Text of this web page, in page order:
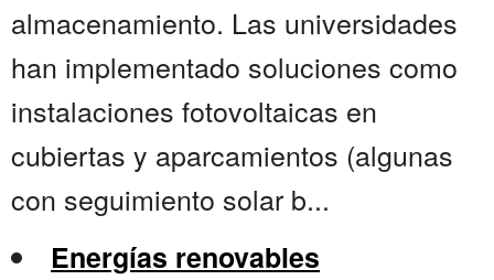
almacenamiento. Las universidades
han implementado soluciones como
instalaciones fotovoltaicas en
cubiertas y aparcamientos (algunas
con seguimiento solar b...
Energías renovables